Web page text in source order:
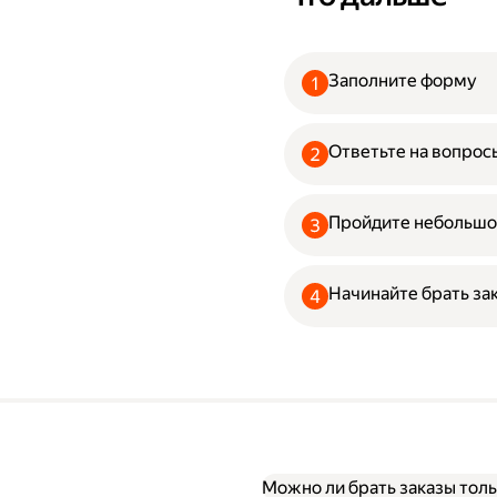
Заполните форму
Ответьте на
Пройдите
Начинайте брать
Можно ли брать заказы